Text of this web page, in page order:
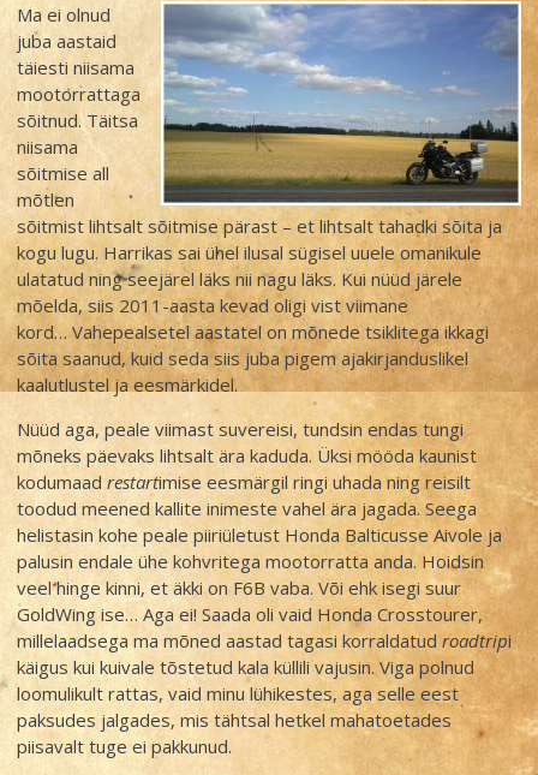
Ma ei olnud
juba aastaid
täiesti niisama
mootorrattaga
sõitnud. Täitsa
niisama
sõitmise all
mõtlen
sõitmist lihtsalt sõitmise pärast – et lihtsalt tahadki sõita ja
kogu lugu. Harrikas sai ühel ilusal sügisel uuele omanikule
ulatatud ning seejärel läks nii nagu läks. Kui nüüd järele
mõelda, siis 2011-aasta kevad oligi vist viimane
kord… Vahepealsetel aastatel on mõnede tsiklitega ikkagi
sõita saanud, kuid seda siis juba pigem ajakirjanduslikel
kaalutlustel ja eesmärkidel.
Nüüd aga, peale viimast suvereisi, tundsin endas tungi
mõneks päevaks lihtsalt ära kaduda. Üksi mööda kaunist
kodumaadrestartimise eesmärgil ringi uhada ning reisilt
toodud meened kallite inimeste vahel ära jagada. Seega
helistasin kohe peale piiriületust Honda Balticusse Aivole ja
palusin endale ühe kohvritega mootorratta anda. Hoidsin
veel hinge kinni, et äkki on F6B vaba. Või ehk isegi suur
GoldWing ise… Aga ei! Saada oli vaid Honda Crosstourer,
millelaadsega ma mõned aastad tagasi korraldatudroadtripi
käigus kui kuivale tõstetud kala küllili vajusin. Viga polnud
loomulikult rattas, vaid minu lühikestes, aga selle eest
paksudes jalgades, mis tähtsal hetkel mahatoetades
piisavalt tuge ei pakkunud.